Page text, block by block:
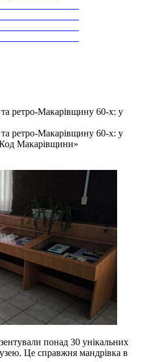
ретро-Макарівщину 60-х: у
ретро-Макарівщину 60-х: у
Макарівщини»
понад 30 унікальних
Це справжня мандрівка в